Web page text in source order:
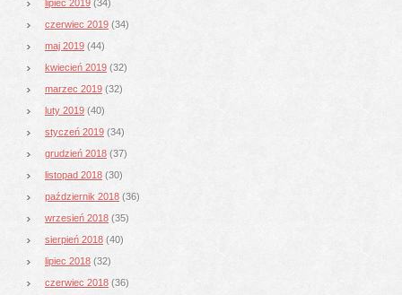
lipiec 2019 (34)
czerwiec 2019 (34)
maj 2019 (44)
kwiecień 2019 (32)
marzec 2019 (32)
luty 2019 (40)
styczeń 2019 (34)
grudzień 2018 (37)
listopad 2018 (30)
październik 2018 (36)
wrzesień 2018 (35)
sierpień 2018 (40)
lipiec 2018 (32)
czerwiec 2018 (36)